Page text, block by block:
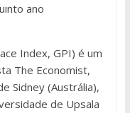
ano
Index, GPI) é um
The Economist,
Sidney (Austrália),
de Upsala